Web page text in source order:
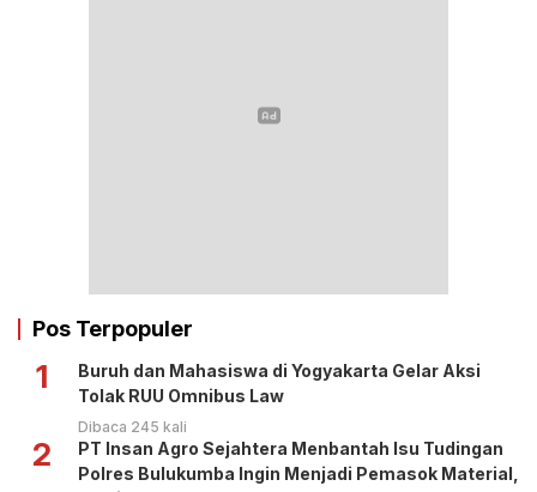
Pos Terpopuler
1
Buruh dan Mahasiswa di Yogyakarta Gelar Aksi
Tolak RUU Omnibus Law
Dibaca 245 kali
2
PT Insan Agro Sejahtera Menbantah Isu Tudingan
Polres Bulukumba Ingin Menjadi Pemasok Material,